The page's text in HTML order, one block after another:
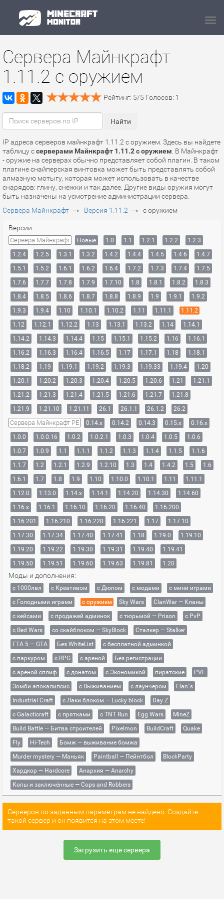
Сервера Майнкрафт
1.11.2 с оружием
Рейтинг: 5/5 Голосов: 1
IP адреса серверов майнкрафт 1.11.2 с оружием. Здесь вы найдете
таблицу ссерверами Майнкрафт 1.11.2 с оружием . В Майнкрафт
- оружие на серверах обычно представляет собой плагин. В таком
плагине снайперская винтовка может быть представлять собой
алмазную мотыгу, которая может использовать в качестве
снарядов: глину, снежки и так далее. Другие виды оружия могут
быть назначены на усмотрение администрации сервера.
Сервера Майнкрафт → Версия 1.11.2 → с оружием
Версии:
Сервера Майнкрафт Новые 1.0 1.1 1.2.1 1.2.2
1.2.3
1.2.4
1.2.5 1.3.1 1.3.2 1.4.2 1.4.4 1.4.5 1.4.6
1.4.7
1.5.1
1.5.2 1.6.1 1.6.2 1.6.4 1.7.2 1.7.3 1.7.4
1.7.5
1.7.6
1.7.7 1.7.8 1.7.9 1.7.10 1.8 1.8.1 1.8.2
1.8.3
1.8.4
1.8.5 1.8.6 1.8.7 1.8.8 1.8.9 1.9 1.9.1
1.9.2
1.9.3
1.9.4 1.10 1.10.1 1.10.2 1.11 1.11.1
1.11.2
1.12
1.12.1 1.12.2 1.13 1.13.1 1.13.2 1.14
1.14.1
1.14.2
1.14.3 1.14.4 1.15 1.15.1 1.15.2 1.16
1.16.1
1.16.2
1.16.3 1.16.4 1.16.5 1.17 1.17.1 1.18
1.18.1
1.18.2
1.19 1.19.1 1.19.2 1.19.3 1.19.33 1.19.4
1.20
1.20.1
1.20.2 1.20.3 1.20.4 1.20.5 1.20.6 1.21
1.21.1
1.21.2
1.21.3 1.21.4 1.21.5 1.21.6 1.21.7
1.21.8
1.21.9
1.21.10 1.21.11 26.1 26.1.1 26.1.2 26.2
Сервера Майнкрафт PE 0.14.x 0.14.2 0.14.3 0.15.x
0.16.x
1.0.0
1.0.0.16 1.0.2 1.0.2.1 1.0.3 1.0.4 1.0.5
1.0.6
1.0.7
1.0.9 1.1 1.1.1 1.1.2 1.1.3 1.1.4 1.1.5
1.1.6
1.1.7
1.2 1.2.1 1.2.9 1.2.10 1.3 1.4 1.4.2 1.5
1.6
1.6.1
1.7 1.8 1.9 1.10 1.10.0 1.10.1 1.11
1.11.1
1.12.0
1.13.0 1.14.x 1.14.1 1.14.20 1.14.30
1.14.60
1.16.x
1.16.1 1.16.10 1.16.20 1.16.40
1.16.200
1.16.201
1.16.210 1.16.220 1.16.221 1.17
1.17.10
1.17.30
1.17.34 1.17.40 1.17.41 1.18 1.19.0
1.19.10
1.19.20
1.19.22 1.19.30 1.19.31 1.19.40
1.19.41
1.19.50
1.19.51 1.19.60 1.19.63 1.19.81 1.20
Моды и дополнения:
с 1000лвл c Креативом с Дюпом с модами
с мини играми
с Голодными играми
с оружием Sky Wars
ClanWar — Кланы
с кейсами
с продажей админок с тюрьмой — Prison
с PvP
с Bed Wars
со скайблоком — SkyBlock
Сталкер — Stalker
ГТА 5 — GTA
Без WhiteList
с бесплатной админкой
с паркуром
с RPG с ареной
Без регистрации
с ареной сплиф
с донатом с Экономикой пиратские
PVE
Зомби апокалипсис
с Выживанием с лаунчером
Flan`s
Industrial Craft
с Лаки блоком — Lucky block
Day Z
с Galacticraft
с прятками с TNT Run Egg Wars
MineZ
Build Battle — Битва строителей
Pixelmon BuildCraft
Quake
Fly
Hi-Tech
Бомж — выживание бомжа
Murder mystery — Маньяк
Paintball — Пейнтбол
BlockParty
Хардкор — Hardcore
Анархия — Anarchy
Копы и заключённые — Cops and Robbers
Серверов по заданным параметрам не найдено. Создайте
такой сервер и он появится на этом месте!
Загрузить еще сервера